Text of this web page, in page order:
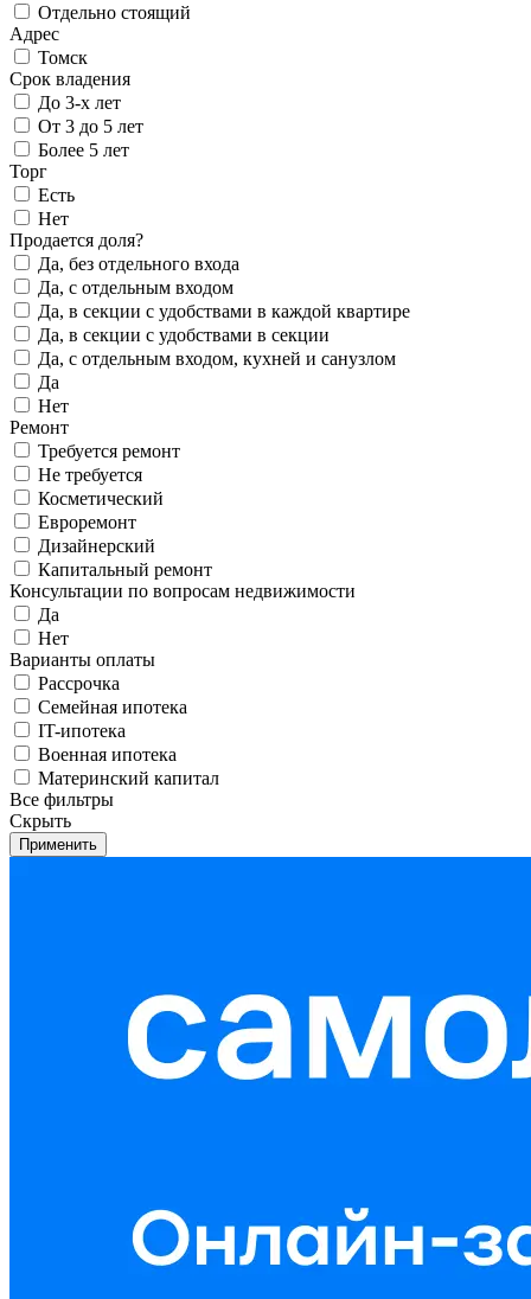
Отдельно стоящий
Адрес
Томск
Срок владения
До 3-х лет
От 3 до 5 лет
Более 5 лет
Торг
Есть
Нет
Продается доля?
Да, без отдельного входа
Да, с отдельным входом
Да, в секции с удобствами в каждой квартире
Да, в секции с удобствами в секции
Да, с отдельным входом, кухней и санузлом
Да
Нет
Ремонт
Требуется ремонт
Не требуется
Косметический
Евроремонт
Дизайнерский
Капитальный ремонт
Консультации по вопросам недвижимости
Да
Нет
Варианты оплаты
Рассрочка
Семейная ипотека
IT-ипотека
Военная ипотека
Материнский капитал
Все фильтры
Скрыть
Применить